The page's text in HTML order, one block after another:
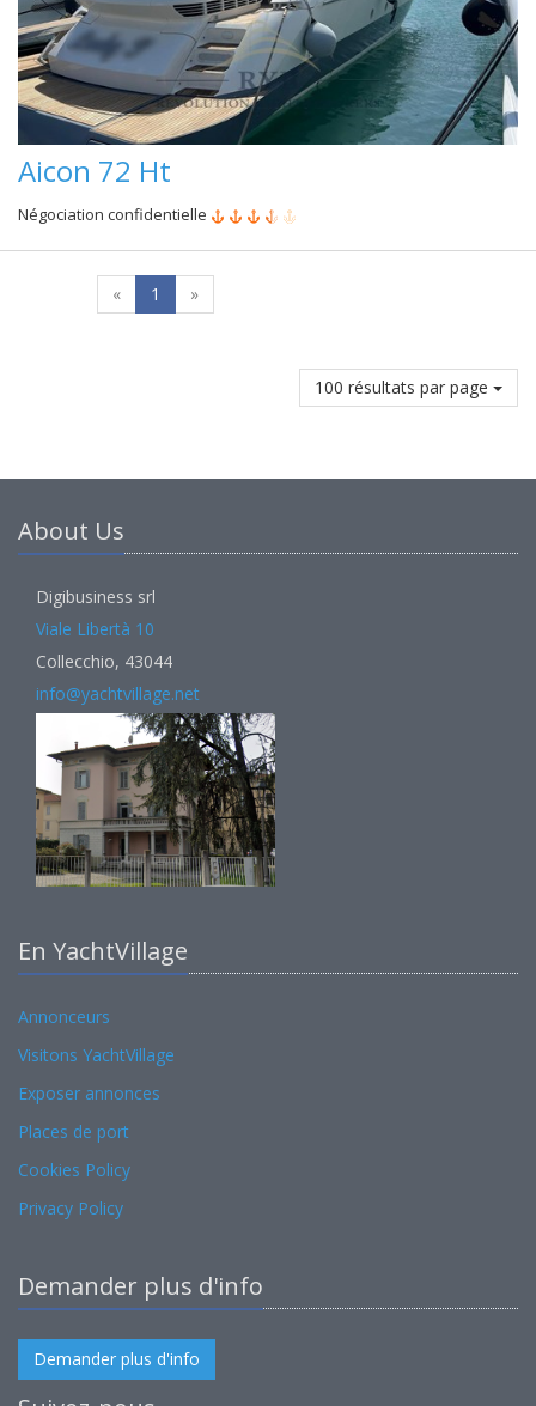
Aicon 72 Ht
Négociation confidentielle
« 1 »
100 résultats par page
About Us
Digibusiness srl
Viale Libertà 10
Collecchio, 43044
info@yachtvillage.net
En YachtVillage
Annonceurs
Visitons YachtVillage
Exposer annonces
Places de port
Cookies Policy
Privacy Policy
Demander plus d'info
Demander plus d'info